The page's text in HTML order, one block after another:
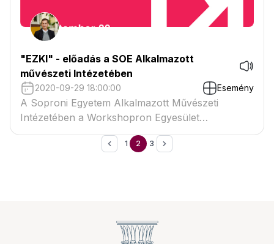
"EZKI" - előadás a SOE Alkalmazott
művészeti Intézetében
2020-09-29 18:00:00 Esemény
A Soproni Egyetem Alkalmazott Művészeti
Intézetében a Workshopron Egyesület
rendszeres programok szervezésével színesíti a
diákéletet. A 2020. szeptember 29-i "EZKI"
1 2 3